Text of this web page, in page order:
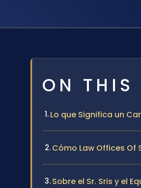
ON THIS
Lo que Significa un
Cómo Law Offices Of
Sobre el Sr. Sris y el